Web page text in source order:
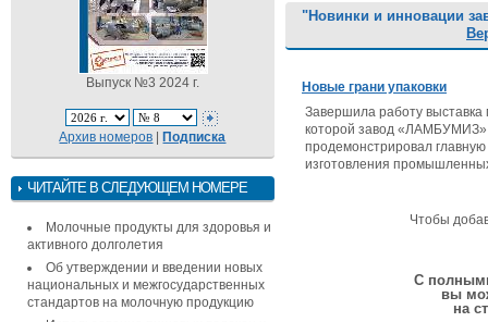
Выпуск №3 2024 г.
Архив номеров |Подписка
ЧИТАЙТЕ В СЛЕДУЮЩЕМ НОМЕРЕ
Молочные продукты для здоровья и
активного долголетия
Об утверждении и введении новых
национальных и межгосударственных
стандартов на молочную продукцию
"Новинки и инновации
Новые грани упаковки
Завершила работу выставка
которой завод «ЛАМБУМИЗ»
продемонстрировал
изготовления
Чтобы
С
вы
на